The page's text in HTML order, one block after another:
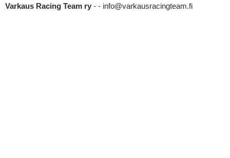
Varkaus Racing Team ry - - info@varkausracingteam.fi